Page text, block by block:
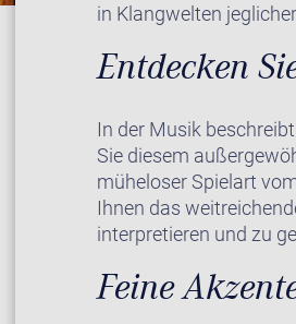
in Klangwelten
Entdecken
In der Musik
Sie diesem
müheloser Spielart
Ihnen das
interpretieren und zu
Feine